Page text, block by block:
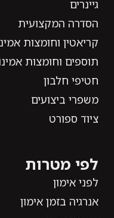
גיינרים
הסדרה המקצועית
קריאטין וחומצות
תוספים וחומצות
חטיפי חלבון
משפרי ביצועים
ציוד ספורט
לפי מטרות
לפני אימון
אנרגיה בזמן אימון